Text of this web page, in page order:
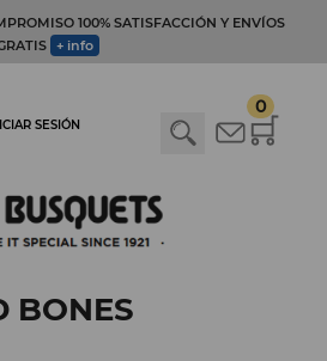
100% SATISFACCIÓN Y ENVÍOS
+ info
0
SESIÓN
BONES